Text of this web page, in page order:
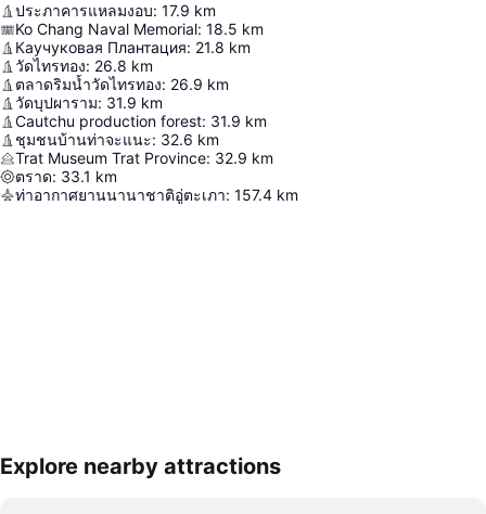
ประภาคารแหลมงอบ: 17.9 km
Ko Chang Naval Memorial: 18.5 km
Каучуковая Плантация: 21.8 km
วัดไทรทอง: 26.8 km
ตลาดริมน้ำวัดไทรทอง: 26.9 km
วัดบุปผาราม: 31.9 km
Cautchu production forest: 31.9 km
ชุมชนบ้านท่าจะแนะ: 32.6 km
Trat Museum Trat Province: 32.9 km
ตราด: 33.1 km
ท่าอากาศยานนานาชาติอู่ตะเภา: 157.4 km
Explore nearby attractions